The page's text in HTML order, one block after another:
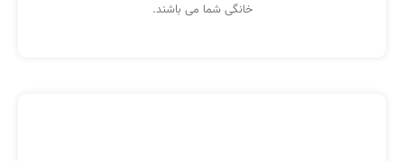
خانگی شما می باشند.